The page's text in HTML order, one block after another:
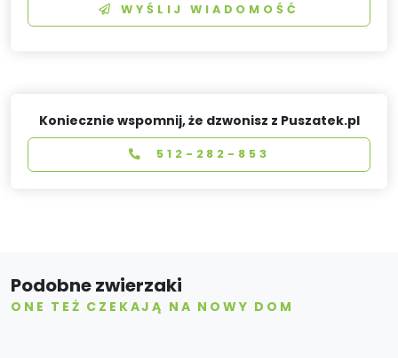
WYŚLIJ WIADOMOŚĆ
Koniecznie wspomnij, że dzwonisz z Puszatek.pl
512-282-853
Podobne zwierzaki
ONE TEŻ CZEKAJĄ NA NOWY DOM